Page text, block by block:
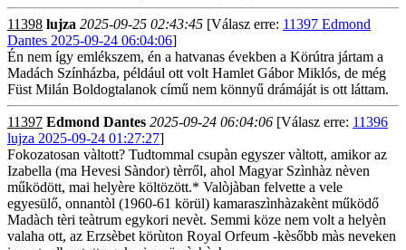
11398 lujza 2025-09-25 02:43:45 [Válasz erre: 11397 Edmond
Dantes 2025-09-24 06:04:06]
Én nem így emlékszem, én a hatvanas években a Körútra jártam a
Madách Színházba, például ott volt Hamlet Gábor Miklós, de még
Füst Milán Boldogtalanok című nem könnyű drámáját is ott láttam.
11397 Edmond Dantes 2025-09-24 06:04:06 [Válasz erre: 11396
lujza 2025-09-24 01:27:27]
Fokozatosan vàltott? Tudtommal csupàn egyszer vàltott, amikor az
Izabella (ma Hevesi Sàndor) tèrről, ahol Magyar Szìnhàz nèven
működött, mai helyère költözött.* Valòjàban felvette a vele
egyesülő, onnantòl (1960-61 körül) kamaraszìnhàzakènt működő
Madàch tèri teàtrum egykori nevèt. Semmi köze nem volt a helyèn
valaha ott, az Erzsèbet körùton Royal Orfeum -kèsőbb màs neveken